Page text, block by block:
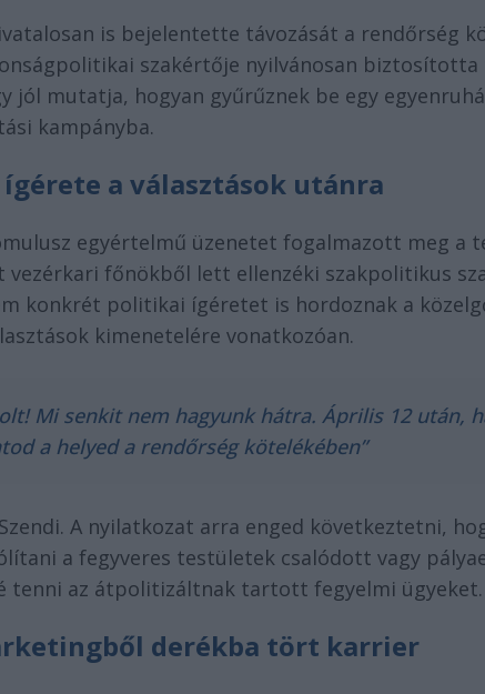
is bejelentette távozását a rendőrség
szakértője nyilvánosan
jól mutatja, hogyan gyűrűznek be egy
kampányba.
ígérete a választások utánra
egyértelmű üzenetet fogalmazott meg a
vezérkari főnökből lett ellenzéki szakpolitikus
konkrét politikai ígéretet is hordoznak a
kimenetelére vonatkozóan.
Mi senkit nem hagyunk hátra. Április 12 után,
a helyed a rendőrség kötelékében”
A nyilatkozat arra enged következtetni,
a fegyveres testületek csalódott vagy
tenni az átpolitizáltnak tartott fegyelmi ügyeket.
derékba tört karrier